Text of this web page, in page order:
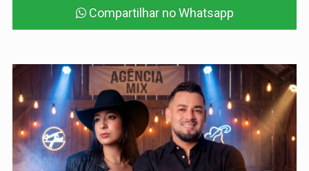
Compartilhar no Whatsapp